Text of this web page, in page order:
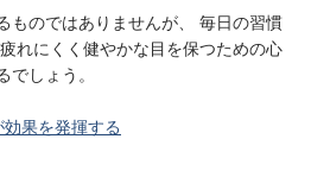
ものではありませんが、 毎日の習慣
れにくく健やかな目を保つための心
しょう。
果を発揮する